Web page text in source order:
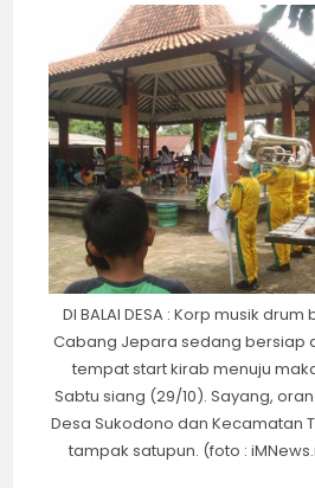
DI BALAI DESA : Korp musik
Cabang Jepara sedang bersiap
tempat start kirab menuju
Sabtu siang (29/10). Sayang,
Desa Sukodono dan Kecamatan
tampak satupun. (foto :